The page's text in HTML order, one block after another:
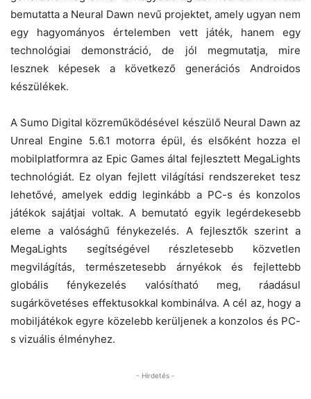
bemutatta a Neural Dawn nevű projektet, amely ugyan nem
egy hagyományos értelemben vett játék, hanem egy
technológiai demonstráció, de jól megmutatja, mire
lesznek képesek a következő generációs Androidos
készülékek.
A Sumo Digital közreműködésével készülő Neural Dawn az
Unreal Engine 5.6.1 motorra épül, és elsőként hozza el
mobilplatformra az Epic Games által fejlesztett MegaLights
technológiát. Ez olyan fejlett világítási rendszereket tesz
lehetővé, amelyek eddig leginkább a PC-s és konzolos
játékok sajátjai voltak. A bemutató egyik legérdekesebb
eleme a valósághű fénykezelés. A fejlesztők szerint a
MegaLights segítségével részletesebb közvetlen
megvilágítás, természetesebb árnyékok és fejlettebb
globális fénykezelés valósítható meg, ráadásul
sugárkövetéses effektusokkal kombinálva. A cél az, hogy a
mobiljátékok egyre közelebb kerüljenek a konzolos és PC-
s vizuális élményhez.
- Hirdetés -